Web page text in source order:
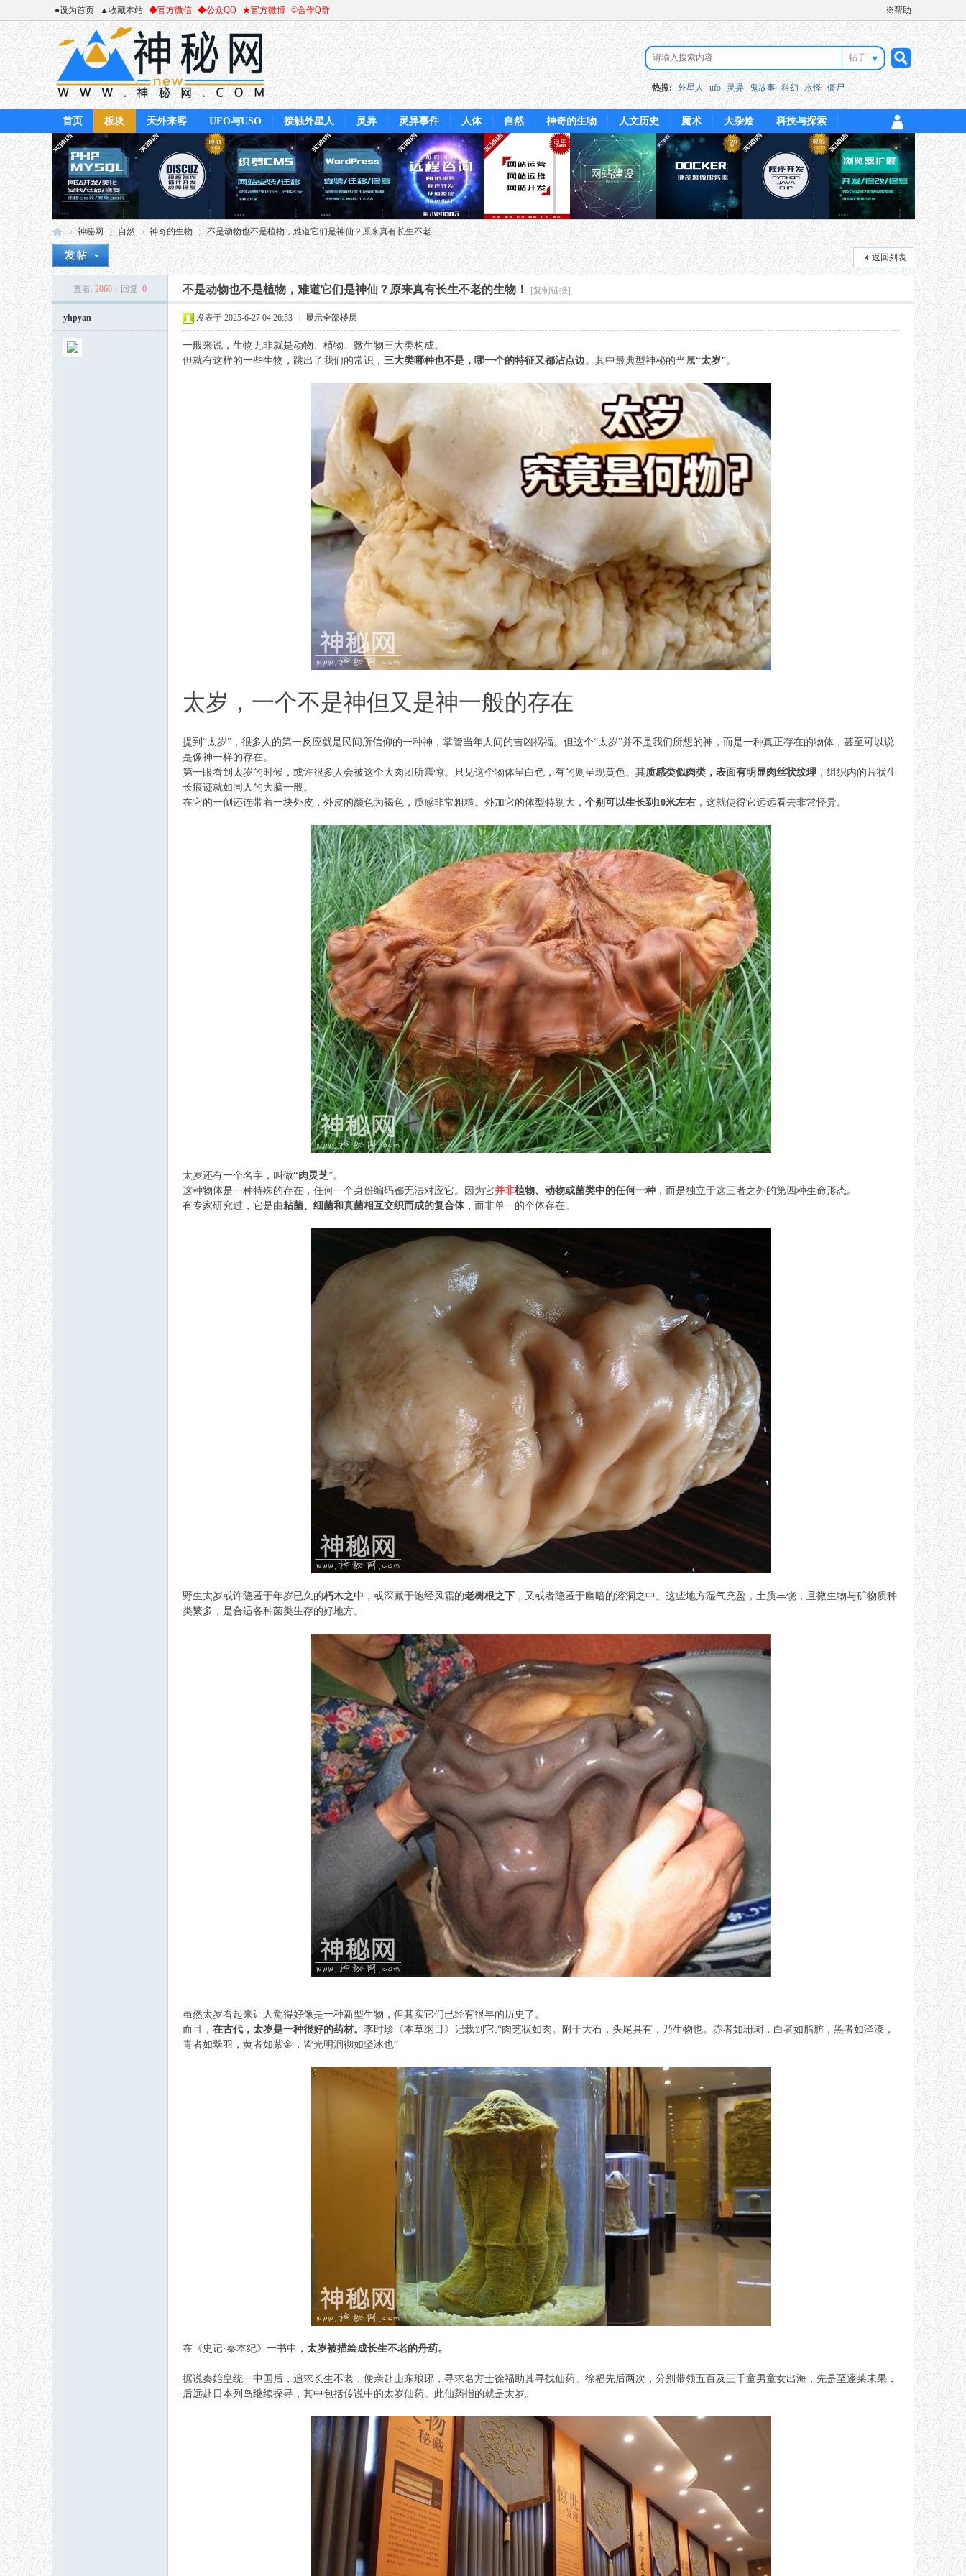
●设为首页 ▲收藏本站 ◆官方微信 ◆公众QQ ★官方微博 ©合作Q群 ※帮助
帖子
搜
索
热搜: 外星人 ufo 灵异 鬼故事 科幻 水怪 僵尸
首页 板块 天外来客 UFO与USO 接触外星人 灵异 灵异事件 人体 自然 神奇的生物 人文历史 魔术 大杂烩 科技与探索
神秘网
›
自然
›
神奇的生物
›
不是动物也不是植物，难道它们是神仙？原来真有长生不老 ...
返回列表
查看: 2060 回复: 0 不是动物也不是植物，难道它们是神仙？原来真有长生不老的生物！ [复制链接]
yhpyan 发表于 2025-6-27 04:26:53 显示全部楼层
一般来说， 生物无非就是动物、植物、微生物三大类构成。
但就有这样的一些生物，跳出了我们的常识， 三大类哪种也不是，哪一个的特征又都沾点边。其中最典型神秘的当属“太岁”。
太岁，一个不是神但又是神一般的存在
提到“太岁”，很多人的第一反应就是民间所信仰的一种神，掌管当年人间的吉凶祸福。但这个“太岁”并不是我们所想的神，而是一种真正存在的物体，甚至可以说
是像神一样的存在。
第一眼看到太岁的时候，或许很多人会被这个大肉团所震惊。只见这个物体呈白色，有的则呈现黄色。其质感类似肉类，表面有明显肉丝状纹理 ，组织内的片状生
长痕迹就如同人的大脑一般。
在它的一侧还连带着一块外皮，外皮的颜色为褐色，质感非常粗糙。外加它的体型特别大， 个别可以生长到10米左右 ，这就使得它远远看去非常怪异。
太岁还有一个名字，叫做“肉灵芝”。
这种物体是一种特殊的存在，任何一个身份编码都无法对应它。因为它并非植物、动物或菌类中的任何一种 ，而是独立于这三者之外的第四种生命形态。
有专家研究过，它是由粘菌、 细菌和真菌相互交织而成的复合体，而非单一的个体存在。
野生太岁或许隐匿于年岁已久的朽木之中 ，或深藏于饱经风霜的老树根之下 ，又或者隐匿于幽暗的溶洞之中。这些地方湿气充盈，土质丰饶，且微生物与矿物质种
类繁多，是合适各种菌类生存的好地方。
虽然太岁看起来让人觉得好像是一种新型生物，但其实它们已经有很早的历史 了。
而且， 在古代 ，太岁是一种很好的药材。 李时珍《本草纲目》记载到它:“肉芝状如肉。附于大石，头尾具有，乃生物也。赤者如珊瑚，白者如脂肪，黑者如泽漆，
青者如翠羽，黄者如紫金，皆光明洞彻如坚冰也”
在《史记·秦本纪》一书中， 太岁被描绘成长生不老的丹药。
据说秦始皇统一中国后，追求长生不老，便亲赴山东琅琊，寻求名方士徐福助其寻找仙药。徐福先后两次，分别带领五百及三千童男童女出海，先是至蓬莱未果，
后远赴日本列岛继续探寻，其中包括传说中的太岁仙药。此仙药指的就是太岁。